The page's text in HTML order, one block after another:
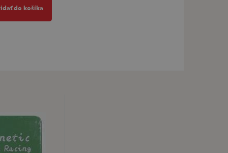
do košíka